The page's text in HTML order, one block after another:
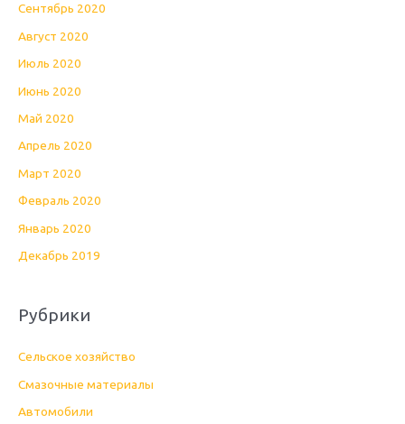
Сентябрь 2020
Август 2020
Июль 2020
Июнь 2020
Май 2020
Апрель 2020
Март 2020
Февраль 2020
Январь 2020
Декабрь 2019
Рубрики
Cельское хозяйство
Cмазочные материалы
Автомобили